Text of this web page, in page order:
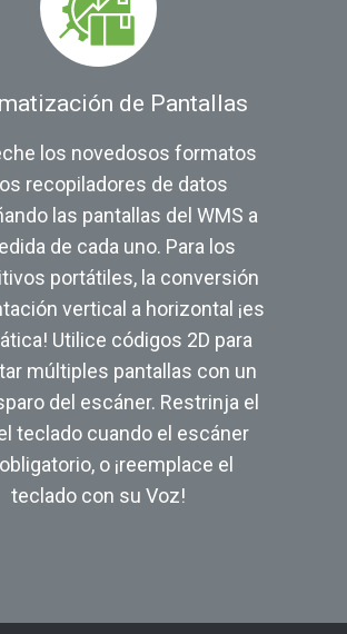
de Pantallas
los novedosos formatos
recopiladores de datos
las pantallas del WMS a
de cada uno. Para los
portátiles, la conversión
vertical a horizontal ¡es
Utilice códigos 2D para
múltiples pantallas con un
del escáner. Restrinja el
teclado cuando el escáner
o ¡reemplace el
teclado con su Voz!